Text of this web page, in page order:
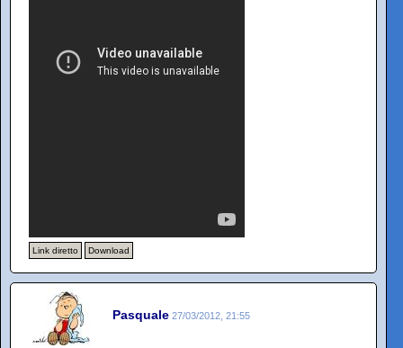
Link diretto Download
Pasquale 27/03/2012, 21:55